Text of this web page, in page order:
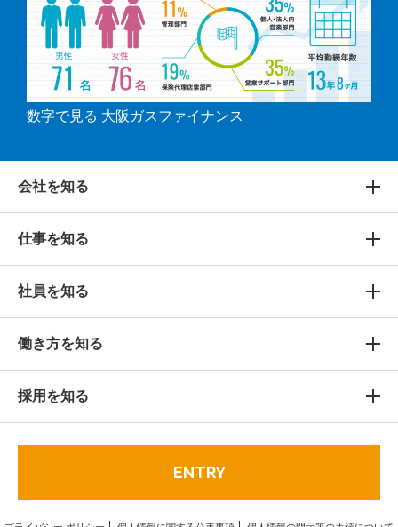
数字で見る 大阪ガスファイナンス
会社を知る
仕事を知る
社員を知る
働き方を知る
採用を知る
ENTRY